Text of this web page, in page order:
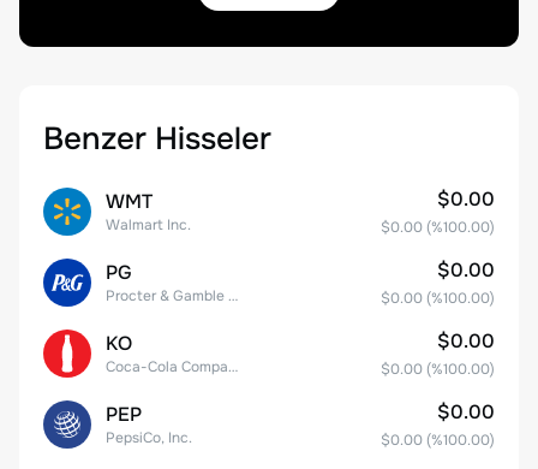
Benzer Hisseler
WMT
Walmart Inc.
$0.00
$0.00 (%100.00)
PG
Procter & Gamble Company
$0.00
$0.00 (%100.00)
KO
Coca-Cola Company
$0.00
$0.00 (%100.00)
PEP
PepsiCo, Inc.
$0.00
$0.00 (%100.00)